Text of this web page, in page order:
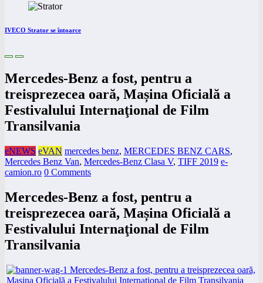
IVECO Strator se întoarce
Mercedes-Benz a fost, pentru a
treisprezecea oară, Mașina Oficială a
Festivalului Internaţional de Film
Transilvania
eNEWS eVAN mercedes benz, MERCEDES BENZ CARS,
Mercedes Benz Van, Mercedes-Benz Clasa V, TIFF 2019 e-
camion.ro 0 Comments
Mercedes-Benz a fost, pentru a
treisprezecea oară, Mașina Oficială a
Festivalului Internaţional de Film
Transilvania